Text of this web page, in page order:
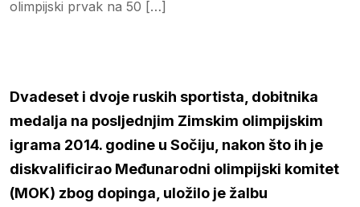
olimpijski prvak na 50 […]
Dvadeset i dvoje ruskih sportista, dobitnika
medalja na posljednjim Zimskim olimpijskim
igrama 2014. godine u Sočiju, nakon što ih je
diskvalificirao Međunarodni olimpijski komitet
(MOK) zbog dopinga, uložilo je žalbu